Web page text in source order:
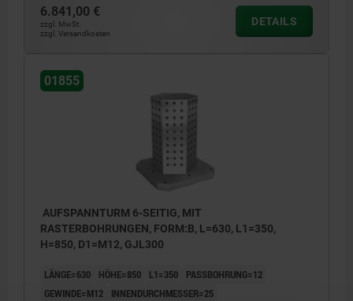
6.841,00 €
zzgl. MwSt.
zzgl. Versandkosten
DETAILS
01855
AUFSPANNTURM 6-SEITIG, MIT
RASTERBOHRUNGEN, FORM:B, L=630, L1=350,
H=850, D1=M12, GJL300
LÄNGE=630 HÖHE=850 L1=350
PASSBOHRUNG=12
GEWINDE=M12
INNENDURCHMESSER=25